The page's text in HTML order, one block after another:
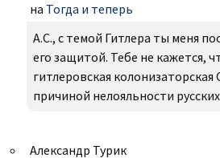
на Тогда и теперь
А.С., с темой Гитлера ты меня
его защитой. Тебе не кажется,
гитлеровская
причиной нелояльности русских
Александр Турик